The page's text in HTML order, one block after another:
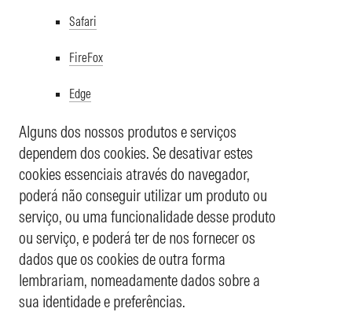
Safari
FireFox
Edge
Alguns dos nossos produtos e serviços
dependem dos cookies. Se desativar estes
cookies essenciais através do navegador,
poderá não conseguir utilizar um produto ou
serviço, ou uma funcionalidade desse produto
ou serviço, e poderá ter de nos fornecer os
dados que os cookies de outra forma
lembrariam, nomeadamente dados sobre a
sua identidade e preferências.